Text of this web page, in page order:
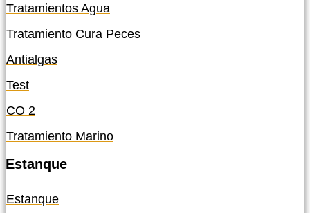
Tratamientos Agua
Tratamiento Cura Peces
Antialgas
Test
CO 2
Tratamiento Marino
Estanque
Estanque